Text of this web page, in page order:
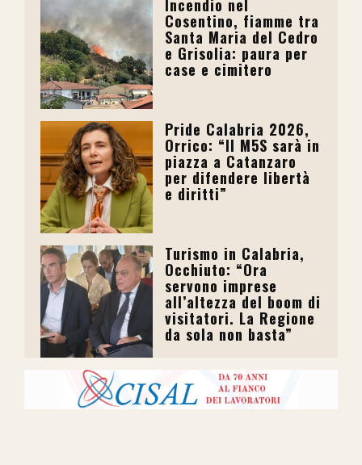
Incendio nel
Cosentino, fiamme tra
Santa Maria del Cedro
e Grisolia: paura per
case e cimitero
Pride Calabria 2026,
Orrico: “Il M5S sarà in
piazza a Catanzaro
per difendere libertà
e diritti”
Turismo in Calabria,
Occhiuto: “Ora
servono imprese
all’altezza del boom di
visitatori. La Regione
da sola non basta”